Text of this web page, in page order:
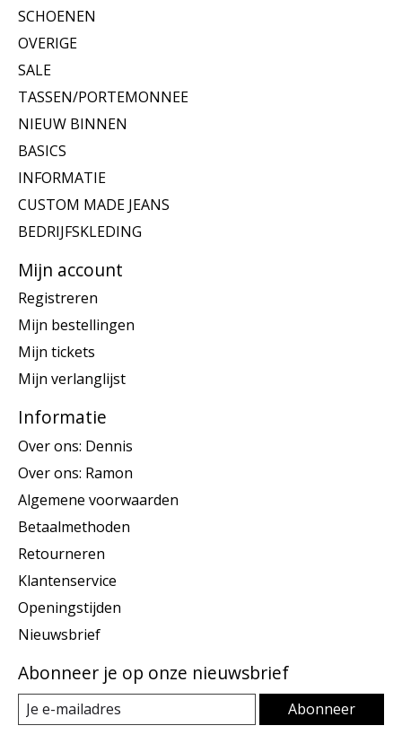
SCHOENEN
OVERIGE
SALE
TASSEN/PORTEMONNEE
NIEUW BINNEN
BASICS
INFORMATIE
CUSTOM MADE JEANS
BEDRIJFSKLEDING
Mijn account
Registreren
Mijn bestellingen
Mijn tickets
Mijn verlanglijst
Informatie
Over ons: Dennis
Over ons: Ramon
Algemene voorwaarden
Betaalmethoden
Retourneren
Klantenservice
Openingstijden
Nieuwsbrief
Abonneer je op onze nieuwsbrief
Abonneer